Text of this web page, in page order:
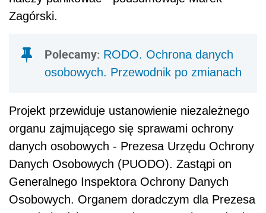
Zagórski.
Polecamy: RODO. Ochrona danych
osobowych. Przewodnik po zmianach
Projekt przewiduje ustanowienie niezależnego
organu zajmującego się sprawami ochrony
danych osobowych - Prezesa Urzędu Ochrony
Danych Osobowych (PUODO). Zastąpi on
Generalnego Inspektora Ochrony Danych
Osobowych. Organem doradczym dla Prezesa